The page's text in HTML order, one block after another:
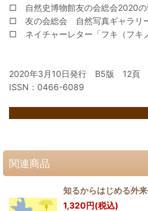
□ 自然史博物館友の会総会2020の
□ 友の会総会 自然写真ギャラリー
□ ネイチャーレター「フキ（フ
2020年3月10日発行 B5版 12頁
ISSN：0466-6089
関連商品
知るからはじめる外
1,320円(税込)